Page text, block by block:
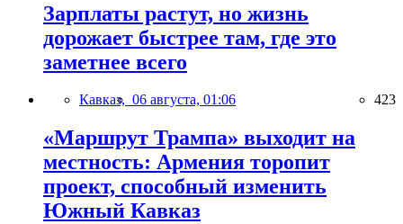
Зарплаты растут, но жизнь
дорожает быстрее там, где это
заметнее всего
Кавказ, 06 августа, 01:06 423
«Маршрут Трампа» выходит на
местность: Армения торопит
проект, способный изменить
Южный Кавказ